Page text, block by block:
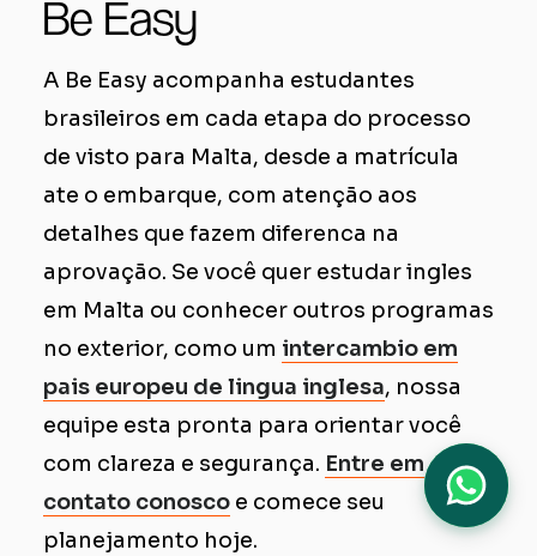
Be Easy
A Be Easy acompanha estudantes
brasileiros em cada etapa do processo
de visto para Malta, desde a matrícula
ate o embarque, com atenção aos
detalhes que fazem diferenca na
aprovação. Se você quer estudar ingles
em Malta ou conhecer outros programas
no exterior, como um intercambio em
pais europeu de lingua inglesa, nossa
equipe esta pronta para orientar você
com clareza e segurança. Entre em
contato conosco e comece seu
planejamento hoje.